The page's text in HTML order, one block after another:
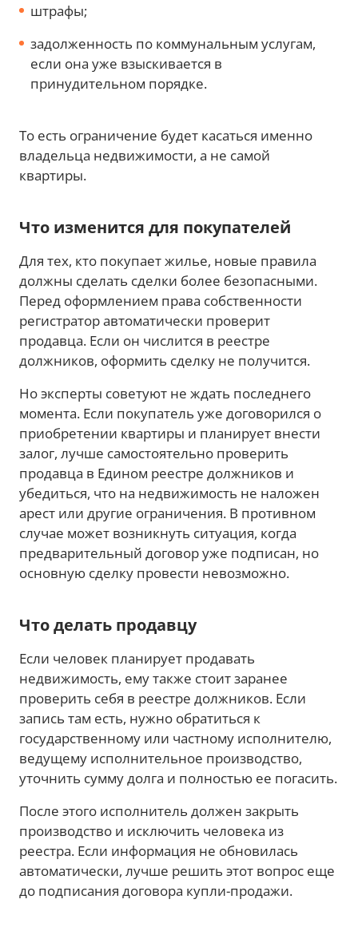
штрафы;
задолженность по коммунальным услугам,
если она уже взыскивается в
принудительном порядке.
То есть ограничение будет касаться именно
владельца недвижимости, а не самой
квартиры.
Что изменится для покупателей
Для тех, кто покупает жилье, новые правила
должны сделать сделки более безопасными.
Перед оформлением права собственности
регистратор автоматически проверит
продавца. Если он числится в реестре
должников, оформить сделку не получится.
Но эксперты советуют не ждать последнего
момента. Если покупатель уже договорился о
приобретении квартиры и планирует внести
залог, лучше самостоятельно проверить
продавца в Едином реестре должников и
убедиться, что на недвижимость не наложен
арест или другие ограничения. В противном
случае может возникнуть ситуация, когда
предварительный договор уже подписан, но
основную сделку провести невозможно.
Что делать продавцу
Если человек планирует продавать
недвижимость, ему также стоит заранее
проверить себя в реестре должников. Если
запись там есть, нужно обратиться к
государственному или частному исполнителю,
ведущему исполнительное производство,
уточнить сумму долга и полностью ее погасить.
После этого исполнитель должен закрыть
производство и исключить человека из
реестра. Если информация не обновилась
автоматически, лучше решить этот вопрос еще
до подписания договора купли-продажи.